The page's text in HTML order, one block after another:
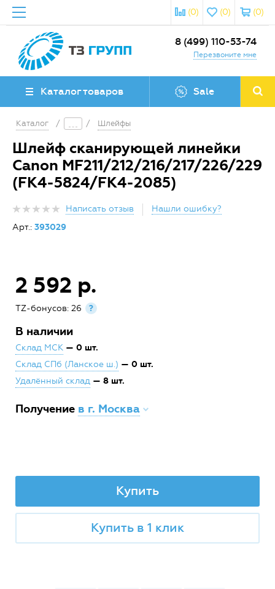
(0)
(0)
(0)
8 (499) 110-53-74
Перезвоните мне
Каталог товаров Sale
Каталог / / Шлейфы
Шлейф сканирующей линейки
Canon MF211/212/216/217/226/229
(FK4-5824/FK4-2085)
Написать отзыв
Нашли ошибку?
Арт.: 393029
2 592 р.
TZ-бонусов: 26 ?
В наличии
Склад МСК — 0 шт.
Склад СПб (Ланское ш.) — 0 шт.
Удалённый склад — 8 шт.
Получение в г. Москва
Купить
Купить в 1 клик